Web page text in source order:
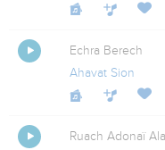
Echra Berech
Ahavat Sion
Ruach Adonaï